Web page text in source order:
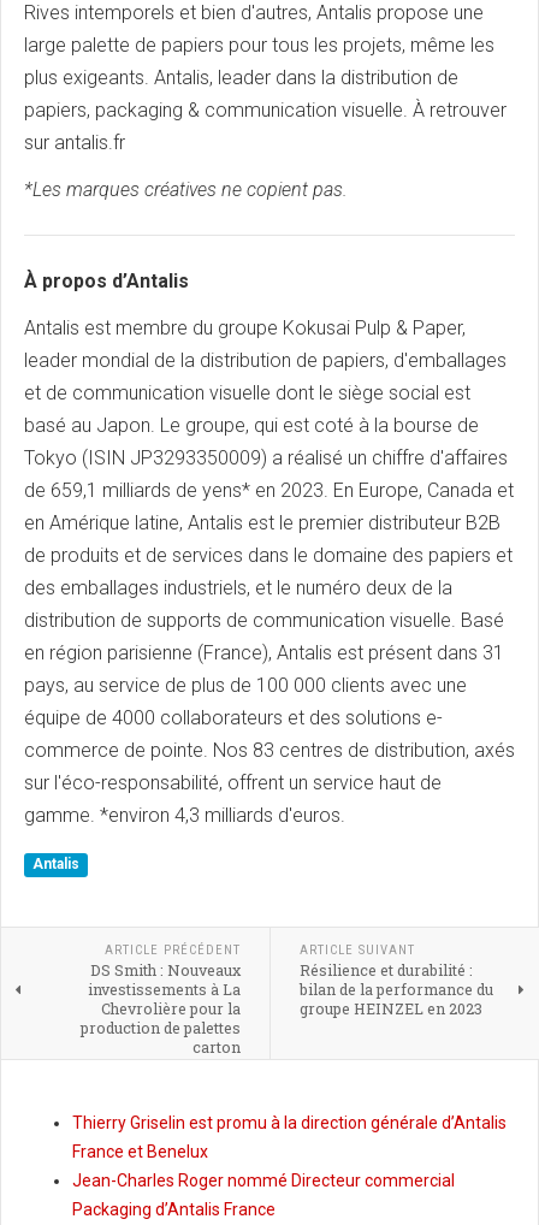
Rives intemporels et bien d'autres, Antalis propose une
large palette de papiers pour tous les projets, même les
plus exigeants. Antalis, leader dans la distribution de
papiers, packaging & communication visuelle. À retrouver
sur antalis.fr
*Les marques créatives ne copient pas.
À propos d’Antalis
Antalis est membre du groupe Kokusai Pulp & Paper,
leader mondial de la distribution de papiers, d'emballages
et de communication visuelle dont le siège social est
basé au Japon. Le groupe, qui est coté à la bourse de
Tokyo (ISIN JP3293350009) a réalisé un chiffre d'affaires
de 659,1 milliards de yens* en 2023. En Europe, Canada et
en Amérique latine, Antalis est le premier distributeur B2B
de produits et de services dans le domaine des papiers et
des emballages industriels, et le numéro deux de la
distribution de supports de communication visuelle. Basé
en région parisienne (France), Antalis est présent dans 31
pays, au service de plus de 100 000 clients avec une
équipe de 4000 collaborateurs et des solutions e-
commerce de pointe. Nos 83 centres de distribution, axés
sur l'éco-responsabilité, offrent un service haut de
gamme. *environ 4,3 milliards d'euros.
Antalis
ARTICLE PRÉCÉDENT
DS Smith : Nouveaux
investissements à La
Chevrolière pour la
production de palettes
carton
ARTICLE SUIVANT
Résilience et durabilité :
bilan de la performance du
groupe HEINZEL en 2023
Thierry Griselin est promu à la direction générale d’Antalis
France et Benelux
Jean-Charles Roger nommé Directeur commercial
Packaging d’Antalis France